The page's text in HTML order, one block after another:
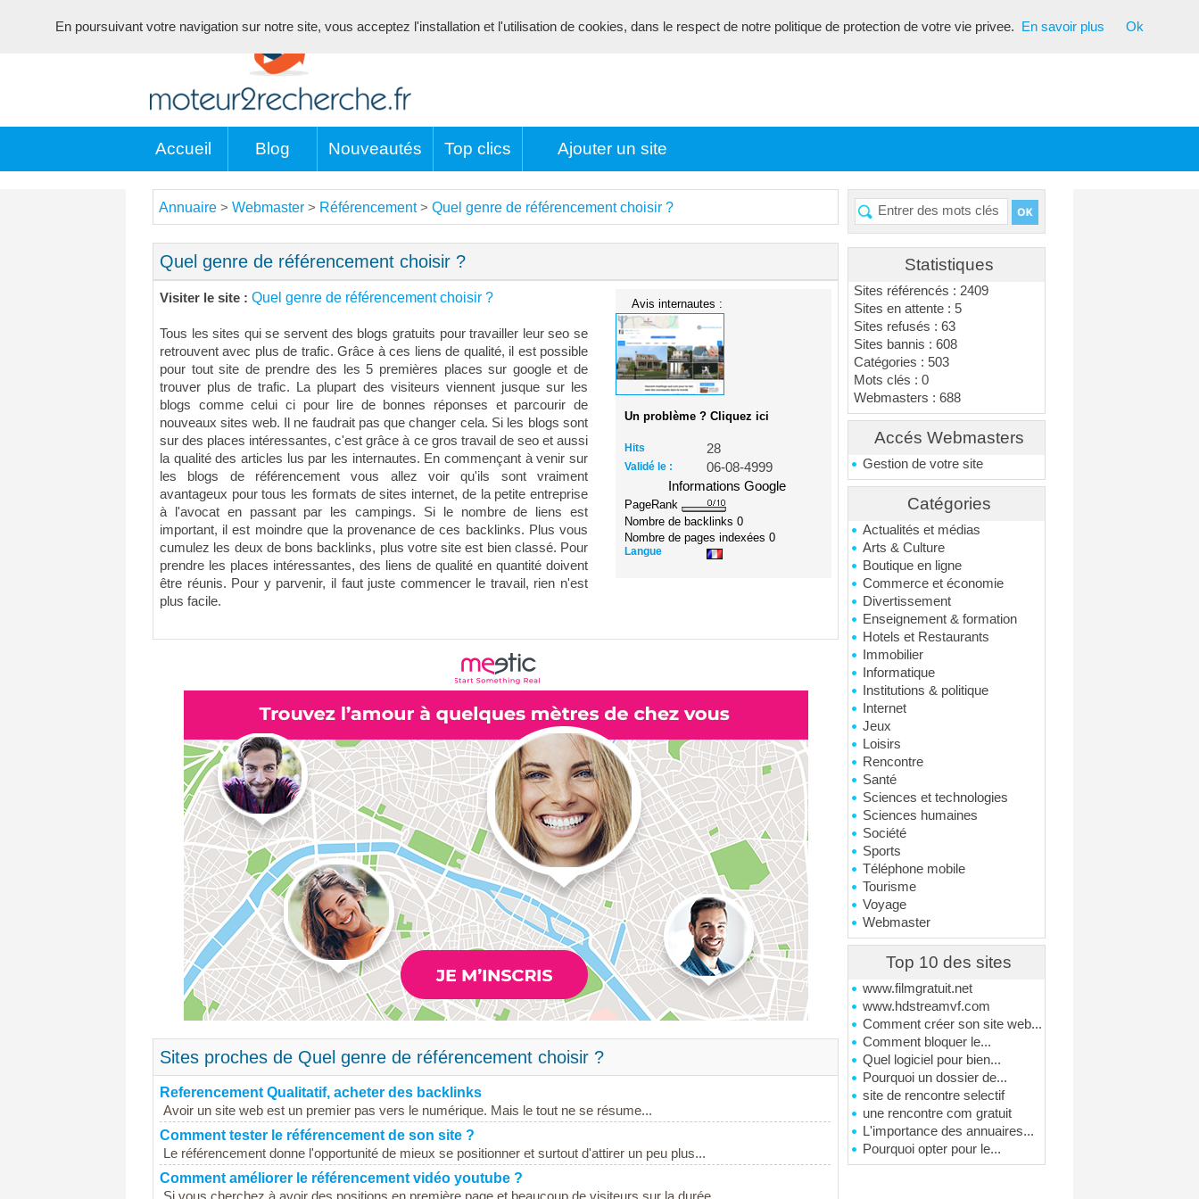
Accueil Blog Nouveautés Top clics Ajouter un site
Statistiques
Sites référencés : 2409
Sites en attente : 5
Sites refusés : 63
Sites bannis : 608
Catégories : 503
Mots clés : 0
Webmasters : 688
Accés Webmasters
Gestion de votre site
Catégories
Actualités et médias
Arts & Culture
Boutique en ligne
Commerce et économie
Divertissement
Enseignement & formation
Hotels et Restaurants
Immobilier
Informatique
Institutions & politique
Internet
Jeux
Loisirs
Rencontre
Santé
Sciences et technologies
Sciences humaines
Société
Sports
Téléphone mobile
Tourisme
Voyage
Webmaster
Top 10 des sites
www.filmgratuit.net
www.hdstreamvf.com
Comment créer son site web...
Comment bloquer le...
Quel logiciel pour bien...
Pourquoi un dossier de...
site de rencontre selectif
une rencontre com gratuit
L'importance des annuaires...
Pourquoi opter pour le...
Annuaire > Webmaster > Référencement> Quel genre de référencement choisir ?
Quel genre de référencement choisir ?
Visiter le site : Quel genre de référencement choisir ?
Tous les sites qui se servent des blogs gratuits pour travailler leur seo se
retrouvent avec plus de trafic. Grâce à ces liens de qualité, il est possible
pour tout site de prendre des les 5 premières places sur google et de
trouver plus de trafic. La plupart des visiteurs viennent jusque sur les
blogs comme celui ci pour lire de bonnes réponses et parcourir de
nouveaux sites web. Il ne faudrait pas que changer cela. Si les blogs sont
sur des places intéressantes, c'est grâce à ce gros travail de seo et aussi
la qualité des articles lus par les internautes. En commençant à venir sur
les blogs de référencement vous allez voir qu'ils sont vraiment
avantageux pour tous les formats de sites internet, de la petite entreprise
à l'avocat en passant par les campings. Si le nombre de liens est
important, il est moindre que la provenance de ces backlinks. Plus vous
cumulez les deux de bons backlinks, plus votre site est bien classé. Pour
prendre les places intéressantes, des liens de qualité en quantité doivent
être réunis. Pour y parvenir, il faut juste commencer le travail, rien n'est
plus facile.
Avis internautes :
Un problème ? Cliquez ici
Hits 28
Validé le :
06-08-4999
Informations Google
PageRank
Nombre de backlinks0
Nombre de pages indexées0
Langue
Sites proches de Quel genre de référencement choisir ?
Referencement Qualitatif, acheter des backlinks
Avoir un site web est un premier pas vers le numérique. Mais le tout ne se résume...
Comment tester le référencement de son site ?
Le référencement donne l'opportunité de mieux se positionner et surtout d'attirer un peu plus...
Comment améliorer le référencement vidéo youtube ?
En poursuivant votre navigation sur notre site, vous acceptez l'installation et l'utilisation de cookies, dans le respect de notre politique de protection de votre vie privee. En savoir plus Ok